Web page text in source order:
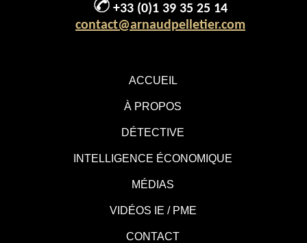
ACCUEIL
À PROPOS
DÉTECTIVE
INTELLIGENCE ÉCONOMIQUE
MÉDIAS
VIDÉOS IE / PME
CONTACT
+33 (0)1 39 35 25 14
contact@arnaudpelletier.com